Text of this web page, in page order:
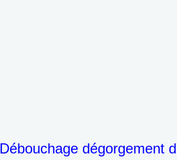
Débouchage dégorgement